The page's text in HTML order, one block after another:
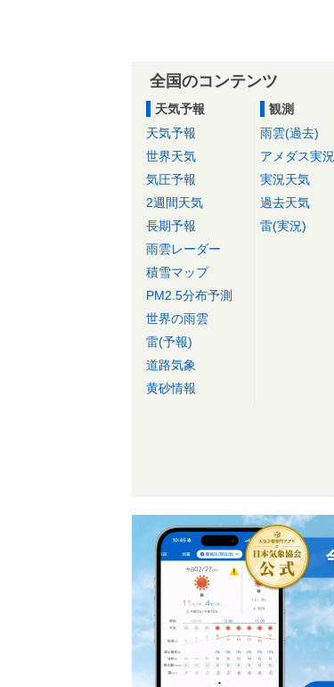
全国のコンテンツ
天気予報
天気予報
世界天気
気圧予報
2週間天気
長期予報
雨雲レーダー
積雪マップ
PM2.5分布予測
世界の雨雲
雷(予報)
道路気象
黄砂情報
観測
雨雲(過去)
アメダス実況
実況天気
過去天気
雷(実況)